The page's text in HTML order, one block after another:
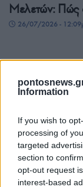
Information
If you wish to
processing of
targeted
section to
opt-out request
interest-based
Μελετών: Πώς
26/07/2026 -
ΠΑΡΑΔΟΣΗ